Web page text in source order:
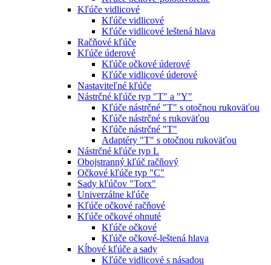
Kľúče vidlicové
Kľúče vidlicové
Kľúče vidlicové leštená hlava
Račňové kľúče
Kľúče úderové
Kľúče očkové úderové
Kľúče vidlicové úderové
Nastaviteľné kľúče
Nástrčné kľúče typ "T" a "Y"
Kľúče nástrčné "T" s otočnou rukoväťou
Kľúče nástrčné s rukoväťou
Kľúče nástrčné "T"
Adaptéry "T" s otočnou rukoväťou
Nástrčné kľúče typ L
Obojstranný kľúč račňový
Očkové kľúče typ "C"
Sady kľúčov "Torx"
Univerzálne kľúče
Kľúče očkové račňové
Kľúče očkové ohnuté
Kľúče očkové
Kľúče očkové-leštená hlava
Kĺbové kľúče a sady
Kľúče vidlicové s násadou